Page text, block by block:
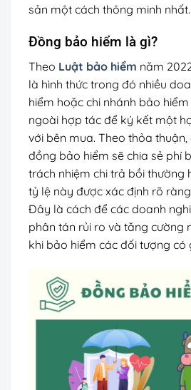
sản một cách thông minh nhất.
Đồng bảo hiểm là gì?
Theo Luật bảo hiểm năm
là hình thức trong đó nhiều
hiểm hoặc chi nhánh bảo
ngoài hợp tác để ký kết một
với bên mua. Theo thỏa
đồng bảo hiểm sẽ chia sẻ phí
trách nhiệm chi trả bồi thường
tỷ lệ này được xác định rõ
Đây là cách để các doanh
phân tán rủi ro và tăng cường
khi bảo hiểm các đối tượng có